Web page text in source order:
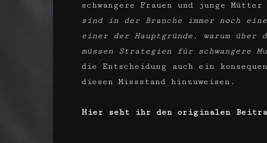
schwangere Frauen und junge
sind in der Branche immer noch
einer der Hauptgründe, warum über
müssen Strategien für schwangere
die Entscheidung auch ein
diesen Missstand hinzuweisen.
Hier seht ihr den originalen